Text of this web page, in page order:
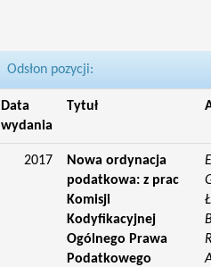
Odsłon pozycji:
Data
wydania
Tytuł
2017
Nowa ordynacja
podatkowa: z prac
Komisji
Kodyfikacyjnej
Ogólnego Prawa
Podatkowego